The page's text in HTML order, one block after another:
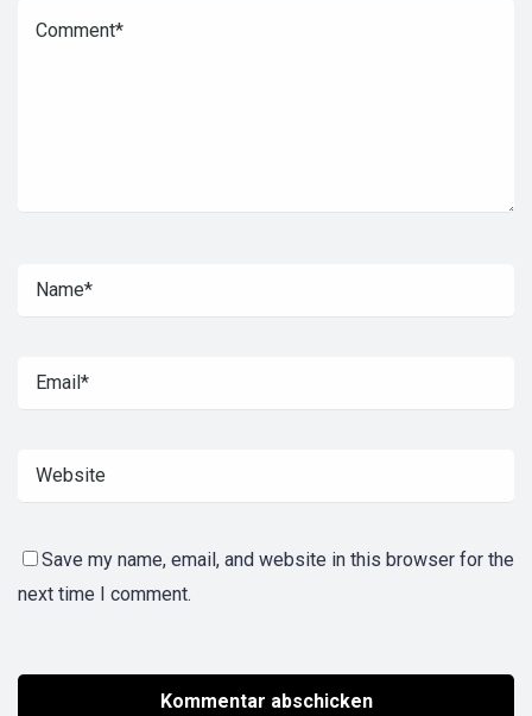
Save my name, email, and website in this browser for the
next time I comment.